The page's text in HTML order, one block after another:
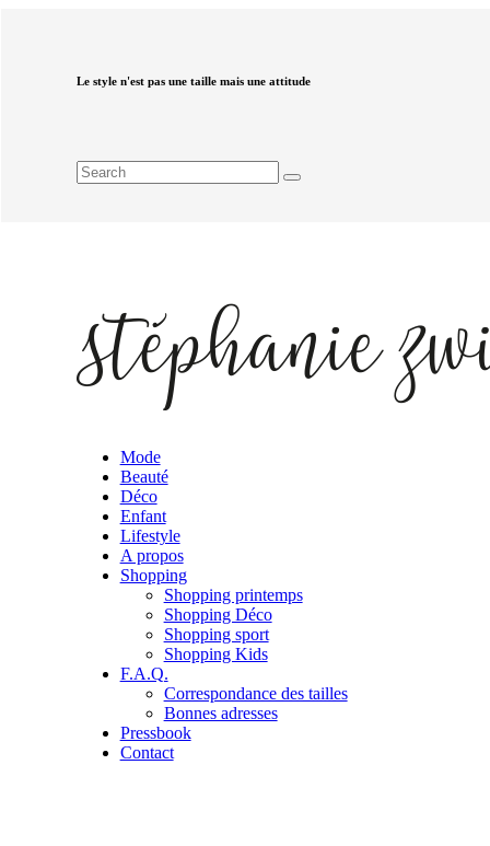
Le style n'est pas une taille mais une attitude
Mode
Beauté
Déco
Enfant
Lifestyle
A propos
Shopping
Shopping printemps
Shopping Déco
Shopping sport
Shopping Kids
F.A.Q.
Correspondance des tailles
Bonnes adresses
Pressbook
Contact